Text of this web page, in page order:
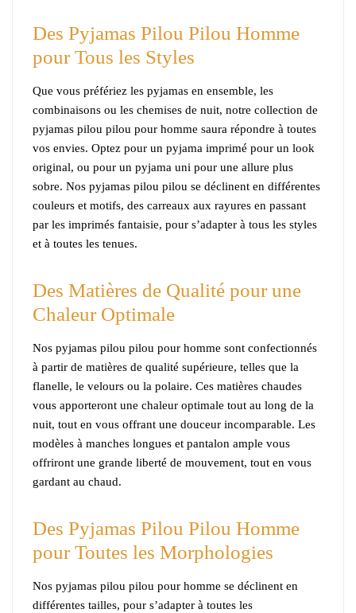
Des Pyjamas Pilou Pilou Homme
pour Tous les Styles
Que vous préfériez les pyjamas en ensemble, les
combinaisons ou les chemises de nuit, notre collection de
pyjamas pilou pilou pour homme saura répondre à toutes
vos envies. Optez pour un pyjama imprimé pour un look
original, ou pour un pyjama uni pour une allure plus
sobre. Nos pyjamas pilou pilou se déclinent en différentes
couleurs et motifs, des carreaux aux rayures en passant
par les imprimés fantaisie, pour s’adapter à tous les styles
et à toutes les tenues.
Des Matières de Qualité pour une
Chaleur Optimale
Nos pyjamas pilou pilou pour homme sont confectionnés
à partir de matières de qualité supérieure, telles que la
flanelle, le velours ou la polaire. Ces matières chaudes
vous apporteront une chaleur optimale tout au long de la
nuit, tout en vous offrant une douceur incomparable. Les
modèles à manches longues et pantalon ample vous
offriront une grande liberté de mouvement, tout en vous
gardant au chaud.
Des Pyjamas Pilou Pilou Homme
pour Toutes les Morphologies
Nos pyjamas pilou pilou pour homme se déclinent en
différentes tailles, pour s’adapter à toutes les